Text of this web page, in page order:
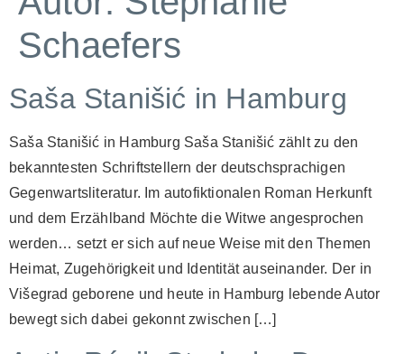
Schaefers
Saša Stanišić in Hamburg
Saša Stanišić in Hamburg Saša Stanišić zählt zu den
bekanntesten Schriftstellern der deutschsprachigen
Gegenwartsliteratur. Im autofiktionalen Roman Herkunft
und dem Erzählband Möchte die Witwe angesprochen
werden… setzt er sich auf neue Weise mit den Themen
Heimat, Zugehörigkeit und Identität auseinander. Der in
Višegrad geborene und heute in Hamburg lebende Autor
bewegt sich dabei gekonnt zwischen […]